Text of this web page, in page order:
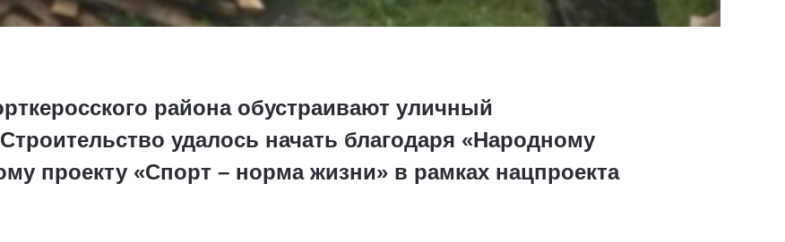
района обустраивают уличный
удалось начать благодаря «Народному
проекту «Спорт – норма жизни» в рамках нацпроекта